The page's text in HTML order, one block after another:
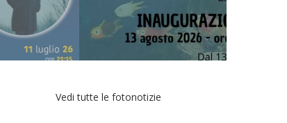
Vedi tutte le fotonotizie